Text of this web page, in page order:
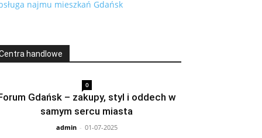
najmu mieszkań Gdańsk
handlowe
0
Gdańsk – zakupy, styl i oddech w
samym sercu miasta
admin - 01-07-2025